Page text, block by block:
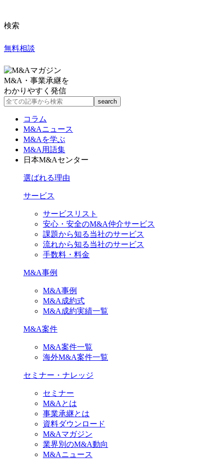
検索
無料相談
M&A・事業承継を
わかりやすく発信
コラム
M&Aニュース
M&Aを学ぶ
M&A用語集
日本M&Aセンター
選ばれる理由
サービス
サービスリスト
安心・安全のM&A仲介サービス
課題から知る当社のサービス
流れから知る当社のサービス
手数料・料金
M&A事例
M&A事例
M&A成約式
M&A成約実績一覧
M&A案件
M&A案件一覧
海外M&A案件一覧
セミナー・ナレッジ
セミナー
M&Aとは
事業承継とは
資料ダウンロード
M&Aマガジン
業界別のM&A動向
M&Aニュース